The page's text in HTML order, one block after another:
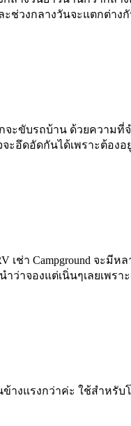
วงกลางวันจะแตกต่าง
ะขับรถบ้าน ด้วยความที่
ะอึดอัดกันได้เพราะต้อง
เช่า Campground จะ
ว่าจองแต่เนิ่นๆเลยเพร
งแรงกว่าค่ะ ใช้สำหรับ